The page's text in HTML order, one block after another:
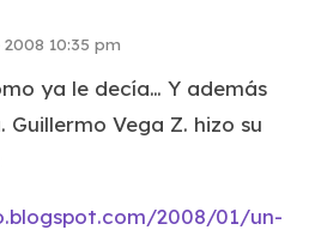
10:35 pm
ya le decía… Y además
Vega Z. hizo su
2008/01/un-